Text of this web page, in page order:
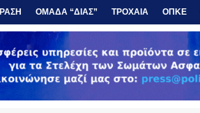
ΟΜΑΔΑ “ΔΙΑΣ” ΤΡΟΧΑΙΑ ΟΠΚΕ